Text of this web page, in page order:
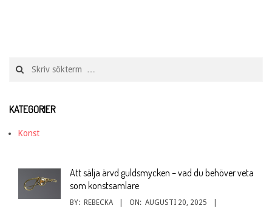
KATEGORIER
Konst
Att sälja ärvd guldsmycken – vad du behöver veta
som konstsamlare
BY: REBECKA ON: AUGUSTI 20, 2025